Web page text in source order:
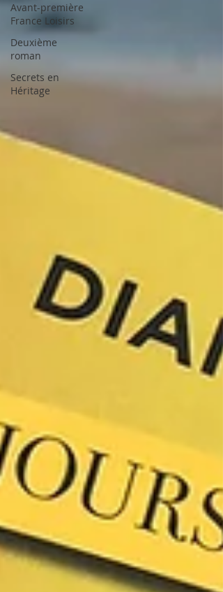
Avant-première
France Loisirs
Deuxième
roman
Secrets en
Héritage